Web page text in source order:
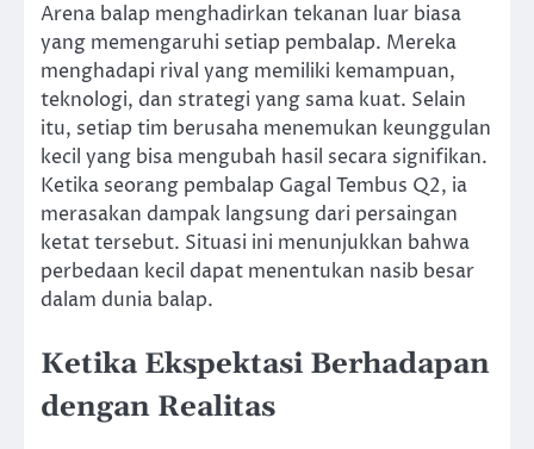
Arena balap menghadirkan tekanan luar biasa
yang memengaruhi setiap pembalap. Mereka
menghadapi rival yang memiliki kemampuan,
teknologi, dan strategi yang sama kuat. Selain
itu, setiap tim berusaha menemukan keunggulan
kecil yang bisa mengubah hasil secara signifikan.
Ketika seorang pembalap Gagal Tembus Q2, ia
merasakan dampak langsung dari persaingan
ketat tersebut. Situasi ini menunjukkan bahwa
perbedaan kecil dapat menentukan nasib besar
dalam dunia balap.
Ketika Ekspektasi Berhadapan
dengan Realitas